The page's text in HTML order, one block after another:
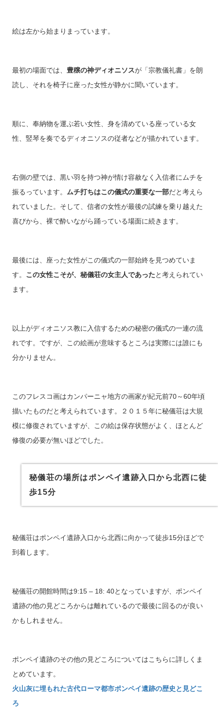
絵は左から始まりまっています。
最初の場面では、 豊穣の神ディオニソスが「宗教儀礼書」を朗
読し、それを椅子に座った女性が静かに聞いています。
順に、奉納物を運ぶ若い女性、身を清めている座っている女
性、竪琴を奏でるディオニソスの従者などが描かれています。
右側の壁では、黒い羽を持つ神が情け容赦なく入信者にムチを
振るっています。 ムチ打ちはこの儀式の重要な一部だと考えら
れていました。そして、信者の女性が最後の試練を乗り越えた
喜びから、裸で酔いながら踊っている場面に続きます。
最後には、座った女性がこの儀式の一部始終を見つめていま
す。 この女性こそが、秘儀荘の女主人であったと考えられてい
ます。
以上がディオニソス教に入信するための秘密の儀式の一連の流
れです。ですが、この絵画が意味するところは実際には誰にも
分かりません。
このフレスコ画はカンパーニャ地方の画家が紀元前70～60年頃
描いたものだと考えられています。２０１５年に秘儀荘は大規
模に修復されていますが、この絵は保存状態がよく、ほとんど
修復の必要が無いほどでした。
秘儀荘の場所はポンペイ遺跡入口から北西に徒
歩15分
秘儀荘はポンペイ遺跡入口から北西に向かって徒歩15分ほどで
到着します。
秘儀荘の開館時間は9:15 – 18: 40となっていますが、 ポンペイ
遺跡の他の見どころからは離れているので最後に回るのが良い
かもしれません。
ポンペイ遺跡のその他の見どころについてはこちらに詳しくま
とめています。
火山灰に埋もれた古代ローマ都市ポンペイ遺跡の歴史と見どこ
ろ